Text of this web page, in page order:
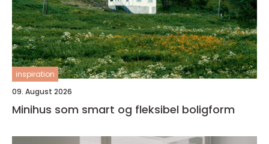
inspiration
09. August 2026
Minihus som smart og fleksibel boligform